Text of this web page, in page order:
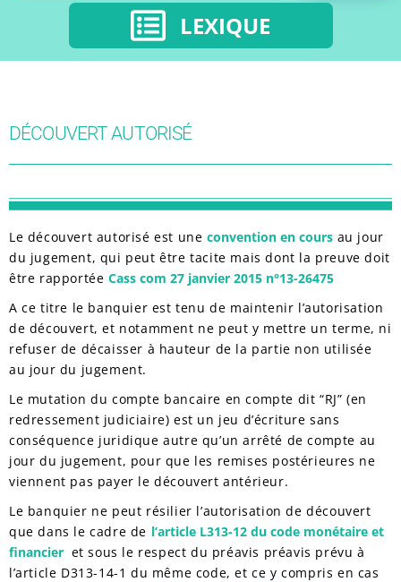
LEXIQUE
DÉCOUVERT AUTORISÉ
Le découvert autorisé est une convention en cours au jour
du jugement, qui peut être tacite mais dont la preuve doit
être rapportée Cass com 27 janvier 2015 n°13-26475
A ce titre le banquier est tenu de maintenir l’autorisation
de découvert, et notamment ne peut y mettre un terme, ni
refuser de décaisser à hauteur de la partie non utilisée
au jour du jugement.
Le mutation du compte bancaire en compte dit “RJ” (en
redressement judiciaire) est un jeu d’écriture sans
conséquence juridique autre qu’un arrêté de compte au
jour du jugement, pour que les remises postérieures ne
viennent pas payer le découvert antérieur.
Le banquier ne peut résilier l’autorisation de découvert
que dans le cadre de l’article L313-12 du code monétaire et
financier et sous le respect du préavis préavis prévu à
l’article D313-14-1 du même code, et ce y compris en cas